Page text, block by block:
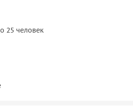
25 человек